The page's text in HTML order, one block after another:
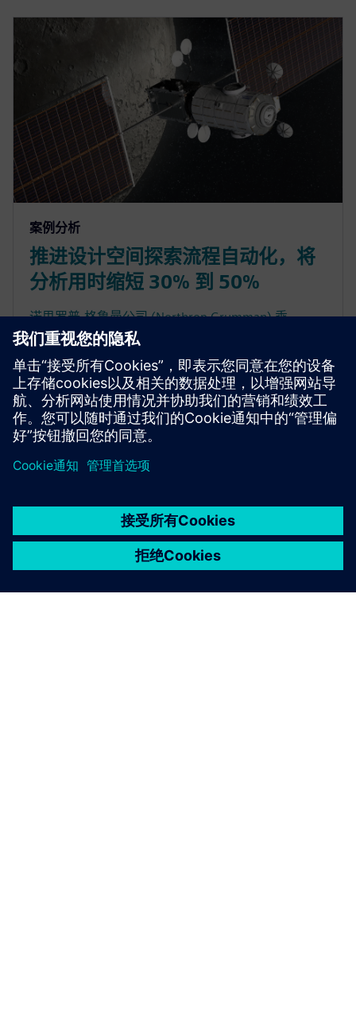
案例分析
推进设计空间探索流程自动化，将
分析用时缩短 30% 到 50%
诺思罗普·格鲁曼公司 (Northrop Grumman) 乘
Siemens Xcelerator 之翼，引领高端太空工程流程的
数字化转型